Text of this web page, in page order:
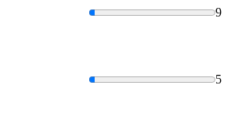
9
5